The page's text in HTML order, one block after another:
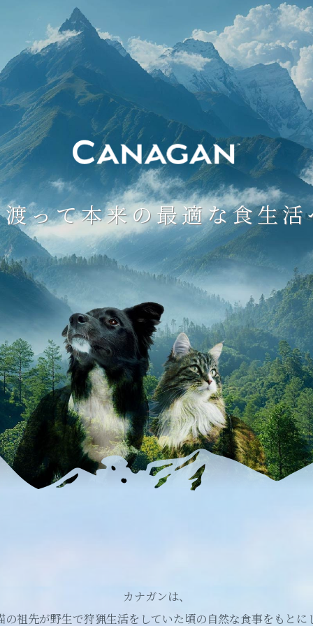
って本来の最適な食生
カナガンは、
の祖先が野生で狩猟生活をしていた頃の自然な食事をもとに